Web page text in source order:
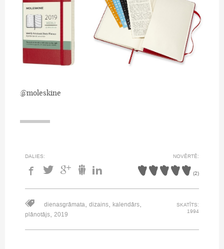
@moleskine
DALIES: NOVĒRTĒ:
(2)
dienasgrāmata, dizains, kalendārs,
plānotājs, 2019
SKATĪTS:
1994